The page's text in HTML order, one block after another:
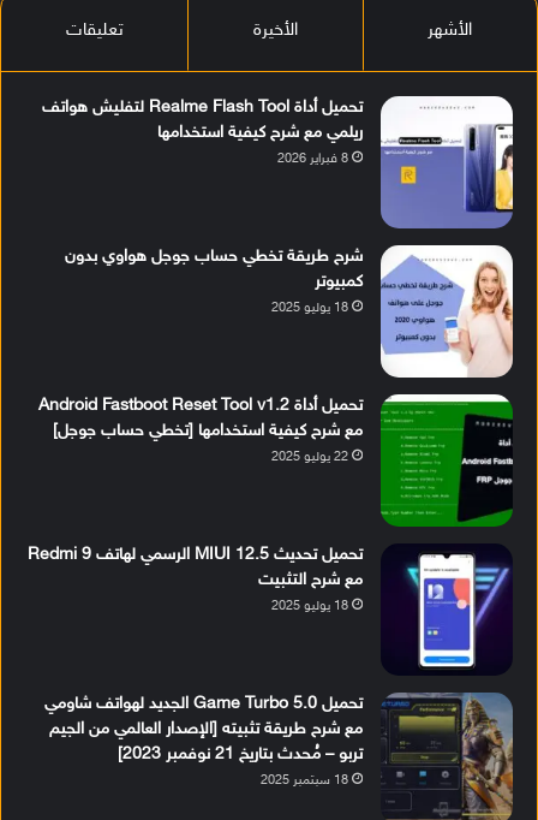
الأشهر الأخيرة تعليقات
تحميل أداة Realme Flash Tool لتفليش هواتف
ريلمي مع شرح كيفية استخدامها
8 فبراير 2026
شرح طريقة تخطي حساب جوجل هواوي بدون
كمبيوتر
18 يوليو 2025
تحميل أداة Android Fastboot Reset Tool v1.2
مع شرح كيفية استخدامها [تخطي حساب جوجل]
22 يوليو 2025
تحميل تحديث MIUI 12.5 الرسمي لهاتف Redmi 9
مع شرح التثبيت
18 يوليو 2025
تحميل Game Turbo 5.0 الجديد لهواتف شاومي
مع شرح طريقة تثبيته [الإصدار العالمي من الجيم
تربو – مُحدث بتاريخ 21 نوفمبر 2023]
18 سبتمبر 2025